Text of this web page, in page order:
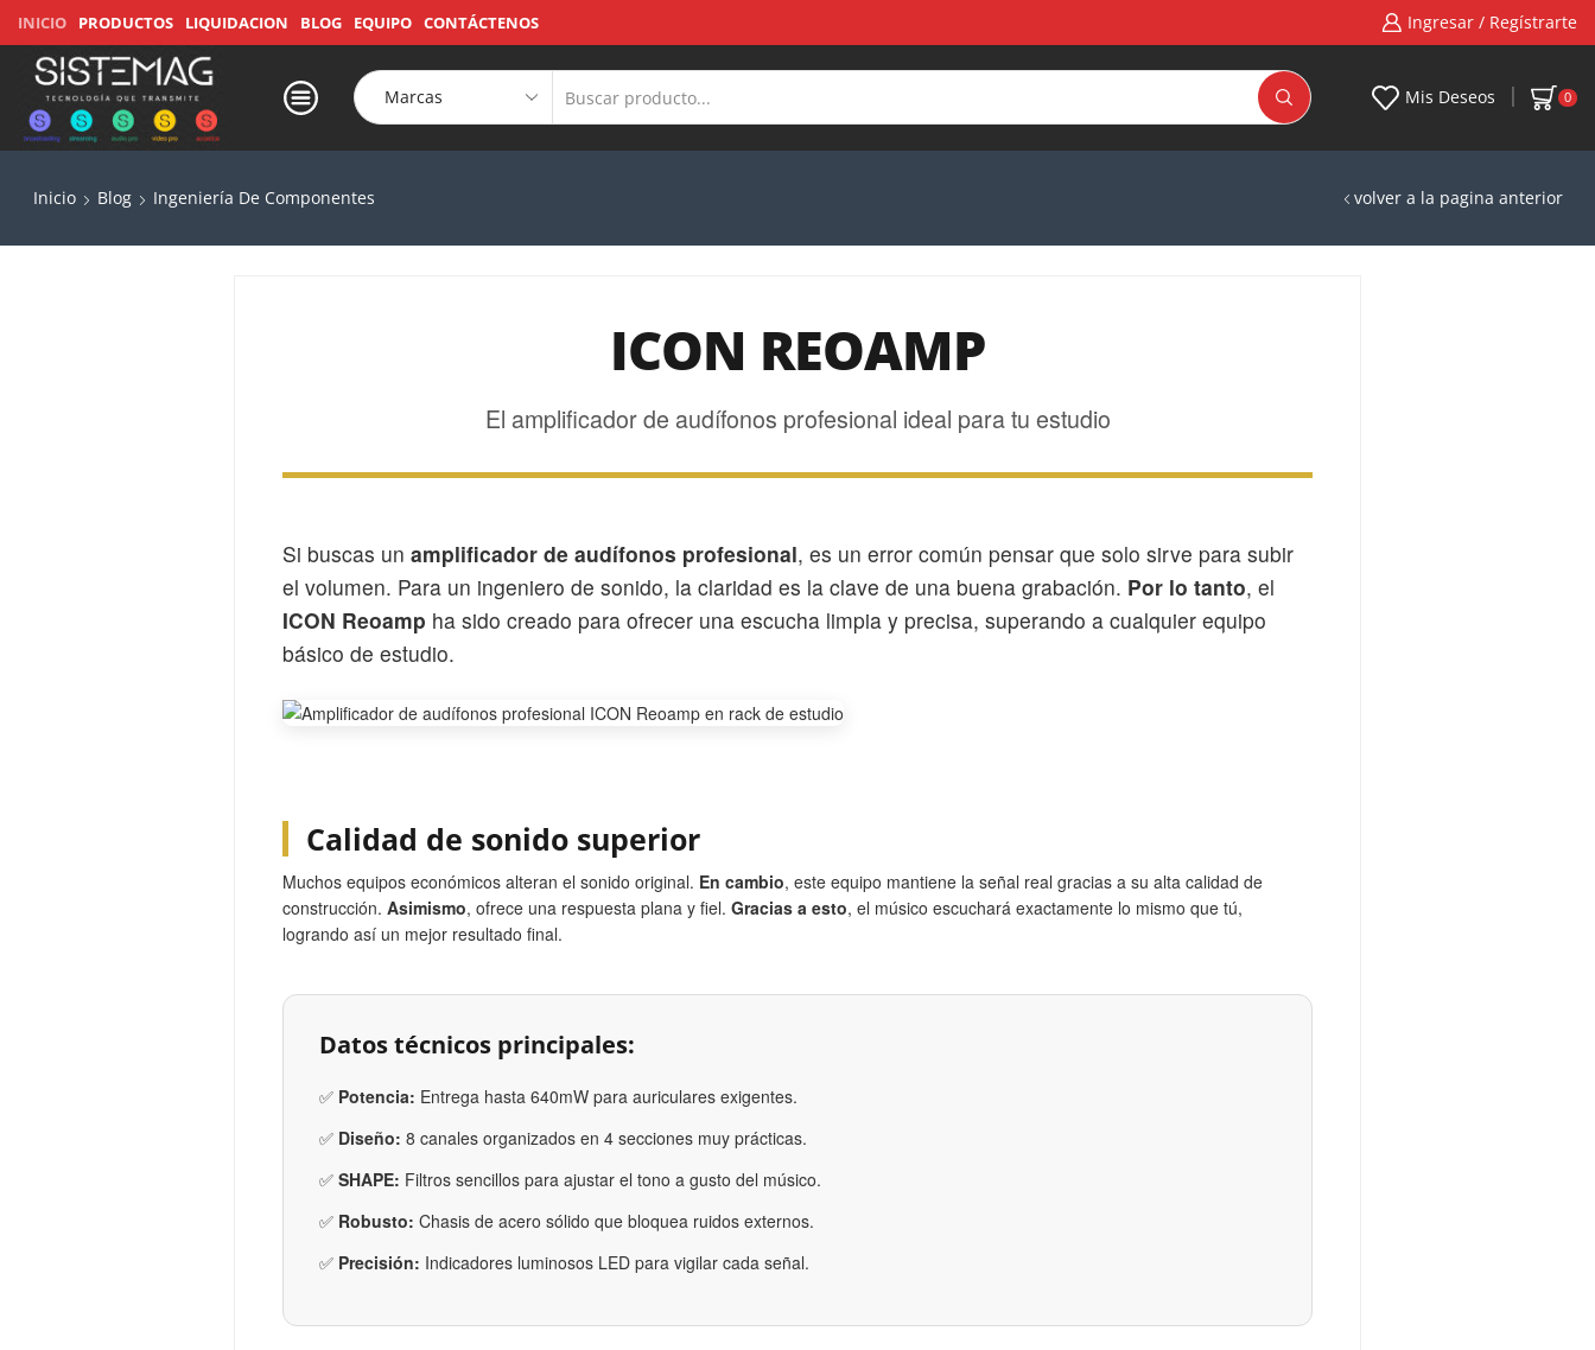
INICIO PRODUCTOS LIQUIDACION BLOG EQUIPO CONTÁCTENOS Ingresar / Regístrarte
Mis Deseos 0
volver a la pagina anterior
Inicio Blog Ingeniería De Componentes
ICON REOAMP
El amplificador de audífonos profesional ideal para tu estudio
Si buscas un amplificador de audífonos profesional, es un error común pensar que solo sirve para subir
el volumen. Para un ingeniero de sonido, la claridad es la clave de una buena grabación. Por lo tanto, el
ICON Reoamp ha sido creado para ofrecer una escucha limpia y precisa, superando a cualquier equipo
básico de estudio.
Calidad de sonido superior
Muchos equipos económicos alteran el sonido original. En cambio, este equipo mantiene la señal real gracias a su alta calidad de
construcción. Asimismo, ofrece una respuesta plana y fiel. Gracias a esto, el músico escuchará exactamente lo mismo que tú,
logrando así un mejor resultado final.
Datos técnicos principales:
✅ Potencia: Entrega hasta 640mW para auriculares exigentes.
✅ Diseño: 8 canales organizados en 4 secciones muy prácticas.
✅ SHAPE: Filtros sencillos para ajustar el tono a gusto del músico.
✅ Robusto: Chasis de acero sólido que bloquea ruidos externos.
✅ Precisión: Indicadores luminosos LED para vigilar cada señal.